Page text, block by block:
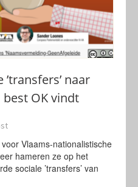
naar
OK vindt
Vlaams-nationalistische
hameren ze op het
sociale ’transfers’ van